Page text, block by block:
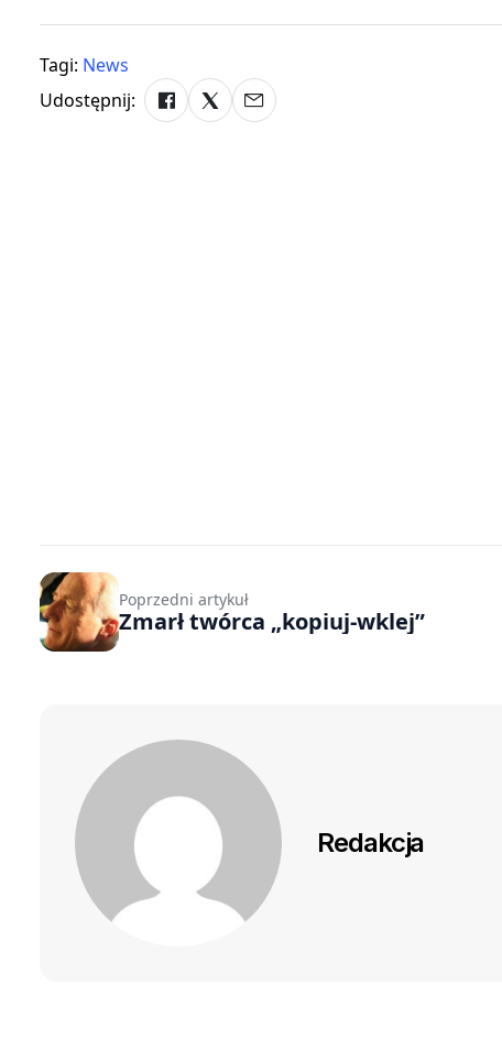
Tagi: News
Udostępnij:
Poprzedni artykuł
Zmarł twórca „kopiuj-wklej”
Redakcja